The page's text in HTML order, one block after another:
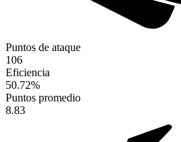
Puntos de ataque
106
Eficiencia
50.72%
Puntos promedio
8.83